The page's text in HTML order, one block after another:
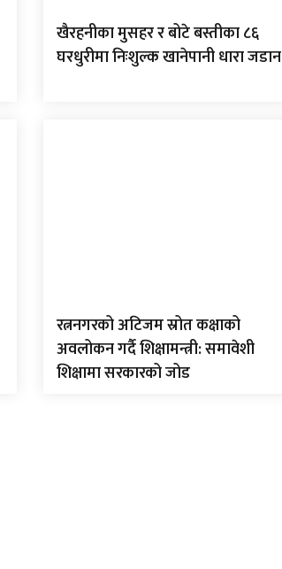
खैरहनीका मुसहर र बोटे बस्तीका ८६
घरधुरीमा निःशुल्क खानेपानी धारा जडान
रत्ननगरको अटिजम स्रोत कक्षाको
अवलोकन गर्दै शिक्षामन्त्री: समावेशी
शिक्षामा सरकारको जोड